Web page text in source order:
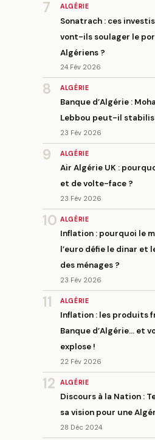
7 ALGÉRIE
Sonatrach : ces
vont-ils soulager le
Algériens ?
24 Fév 2026
8 ALGÉRIE
Banque d’Algérie :
Lebbou peut-il
23 Fév 2026
9 ALGÉRIE
Air Algérie UK :
et de volte-face ?
23 Fév 2026
10 ALGÉRIE
Inflation : pourquoi le
l’euro défie le dinar et
des ménages ?
23 Fév 2026
11 ALGÉRIE
Inflation : les produits
Banque d’Algérie… et
explose !
22 Fév 2026
12 ALGÉRIE
Discours à la Nation :
sa vision pour une
28 Déc 2024